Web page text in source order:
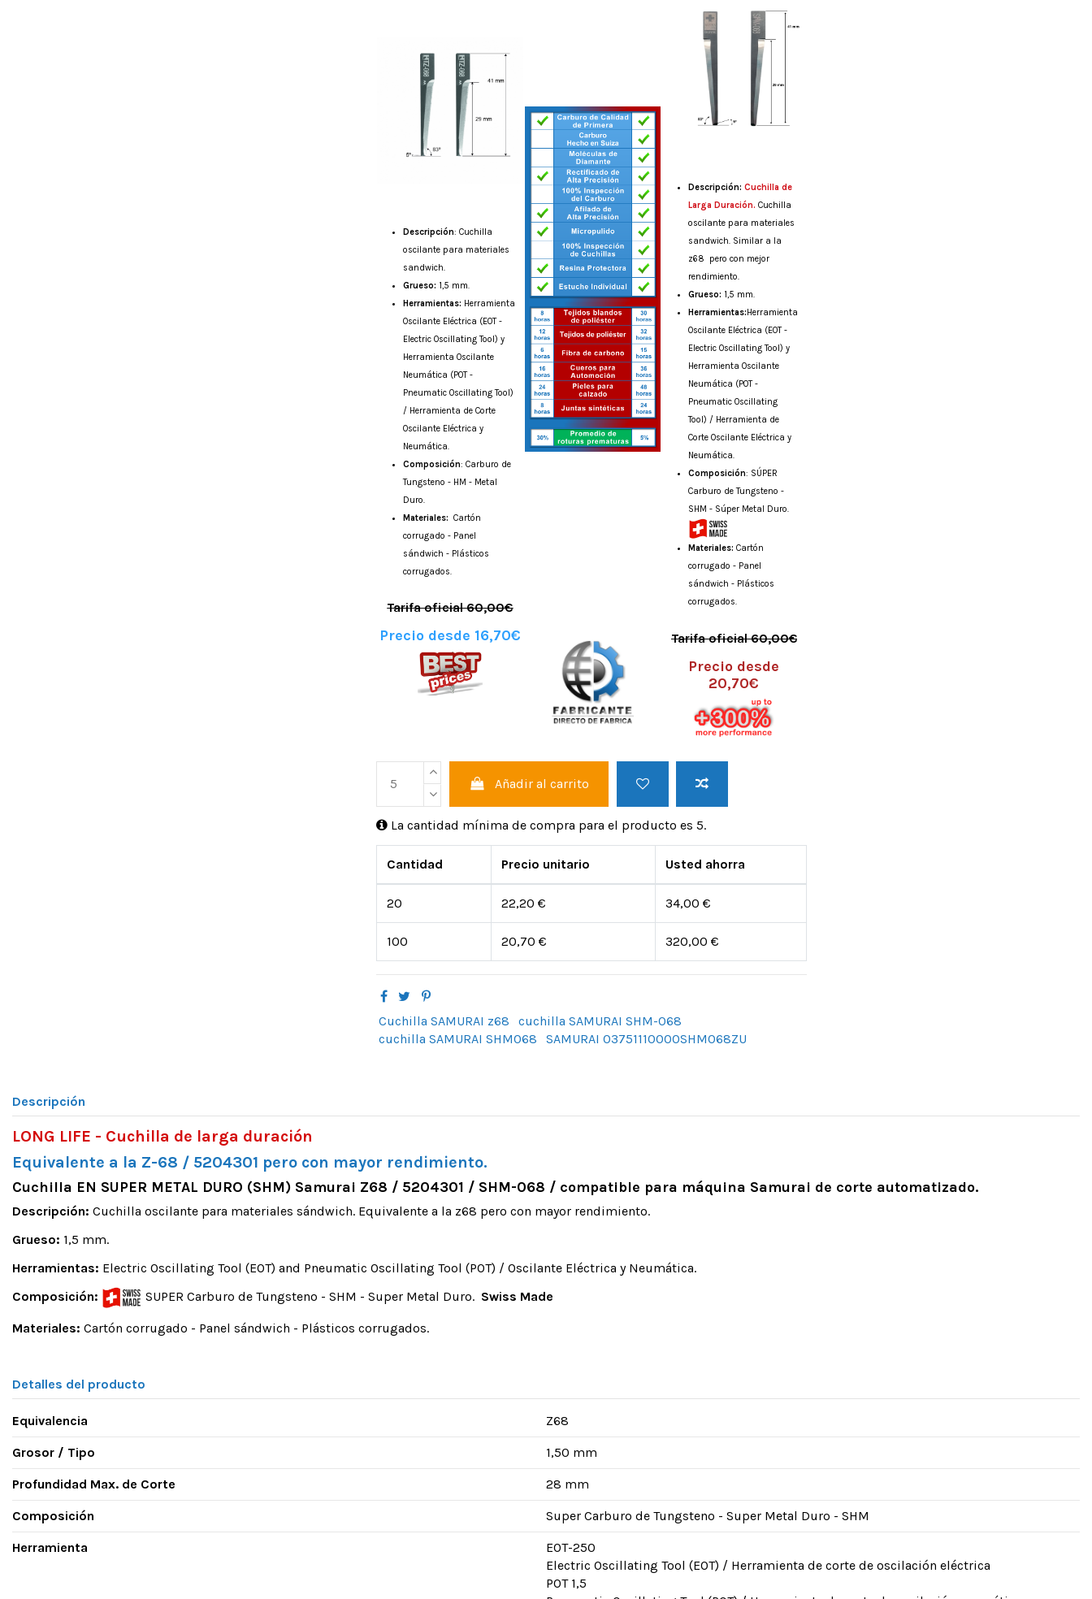
Descripción: Cuchilla
oscilante para materiales
sandwich.
Grueso: 1,5 mm.
Herramientas: Herramienta
Oscilante Eléctrica (EOT -
Electric Oscillating Tool) y
Herramienta Oscilante
Neumática (POT -
Pneumatic Oscillating Tool)
/ Herramienta de Corte
Oscilante Eléctrica y
Neumática.
Composición: Carburo de
Tungsteno - HM - Metal
Duro.
Materiales: Cartón
corrugado - Panel
sándwich - Plásticos
corrugados.
Tarifa oficial 60,00€
Precio desde 16,70€
Descripción: Cuchilla de
Larga Duración. Cuchilla
oscilante para materiales
sandwich. Similar a la
z68 pero con mejor
rendimiento.
Grueso: 1,5 mm.
Herramientas:Herramienta
Oscilante Eléctrica (EOT -
Electric Oscillating Tool) y
Herramienta Oscilante
Neumática (POT -
Pneumatic Oscillating
Tool) / Herramienta de
Corte Oscilante Eléctrica y
Neumática.
Composición: SÚPER
Carburo de Tungsteno -
SHM - Súper Metal Duro.
Materiales: Cartón
corrugado - Panel
sándwich - Plásticos
corrugados.
Tarifa oficial 60,00€
Precio desde
20,70€
Añadir al carrito
La cantidad mínima de compra para el producto es 5.
Cantidad Precio unitario Usted ahorra
20 22,20 € 34,00 €
100 20,70 € 320,00 €
Cuchilla SAMURAI z68
cuchilla SAMURAI SHM-068
cuchilla SAMURAI SHM068
SAMURAI 03751110000SHM068ZU
Descripción
LONG LIFE - Cuchilla de larga duración
Equivalente a la Z-68 / 5204301 pero con mayor rendimiento.
Cuchilla EN SUPER METAL DURO (SHM) Samurai Z68 / 5204301 / SHM-068 / compatible para máquina Samurai de corte automatizado.
Descripción: Cuchilla oscilante para materiales sándwich. Equivalente a la z68 pero con mayor rendimiento.
Grueso: 1,5 mm.
Herramientas: Electric Oscillating Tool (EOT) and Pneumatic Oscillating Tool (POT) / Oscilante Eléctrica y Neumática.
Composición:
SUPER Carburo de Tungsteno - SHM - Super Metal Duro. Swiss Made
Materiales: Cartón corrugado - Panel sándwich - Plásticos corrugados.
Detalles del producto
Equivalencia Z68
Grosor / Tipo 1,50 mm
Profundidad Max. de Corte 28 mm
Composición Super Carburo de Tungsteno - Super Metal Duro - SHM
Herramienta
EOT-250
Electric Oscillating Tool (EOT) / Herramienta de corte de oscilación eléctrica
POT 1,5